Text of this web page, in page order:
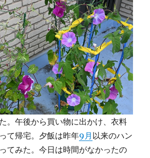
。午後から買い物に出かけ、衣料
て帰宅。夕飯は昨年9月 以来のハン
てみた。今日は時間がなかったの